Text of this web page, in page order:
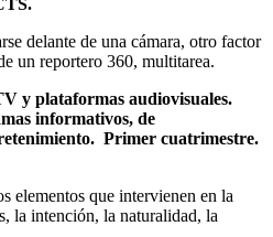
delante de una cámara, otro factor
un reportero 360, multitarea.
y plataformas audiovisuales.
informativos, de
Primer cuatrimestre.
elementos que intervienen en la
la intención, la naturalidad, la